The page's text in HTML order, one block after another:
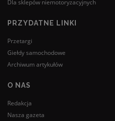
Dla sklepów niemotoryzacyjnych
PRZYDATNE LINKI
Przetargi
Giełdy samochodowe
Archiwum artykułów
O NAS
Redakcja
Nasza gazeta